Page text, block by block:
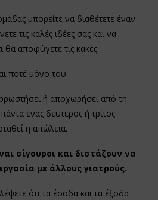
μπορείτε να διαθέτετε έναν
τις καλές ιδέες σας και να
θα αποφύγετε τις κακές.
ποτέ μόνο του.
ή αποχωρήσει από τη
ένας δεύτερος ή τρίτος
η απώλεια.
σίγουροι και διστάζουν να
με άλλους γιατρούς.
ότι τα έσοδα και τα έξοδα